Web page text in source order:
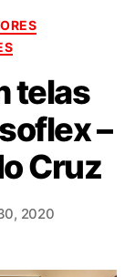
telas
–
Cruz
2020